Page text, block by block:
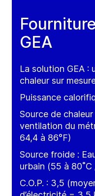
GEA
La solution GEA :
chaleur sur
Puissance
Source de
ventilation du
64,4 à 86°F)
Source froide :
urbain (55 à 80˚C
C.O.P. : 3,5